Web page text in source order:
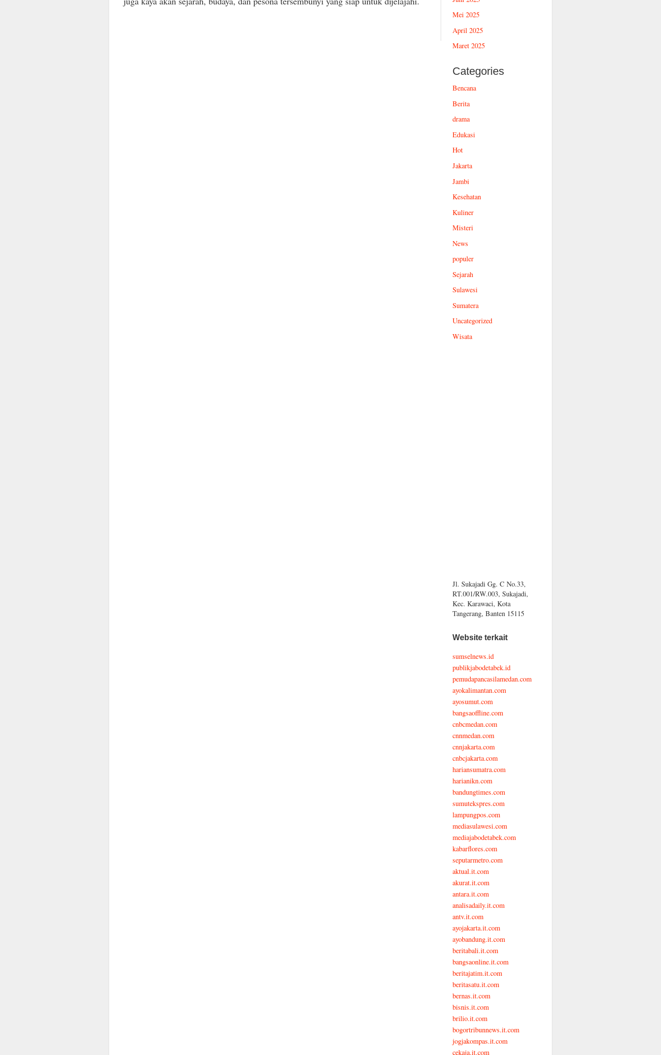
Mei 2025
April 2025
Maret 2025
Categories
Bencana
Berita
drama
Edukasi
Hot
Jakarta
Jambi
Kesehatan
Kuliner
Misteri
News
populer
Sejarah
Sulawesi
Sumatera
Uncategorized
Wisata
Jl. Sukajadi Gg. C No.33,
RT.001/RW.003, Sukajadi,
Kec. Karawaci, Kota
Tangerang, Banten 15115
Website terkait
sumselnews.id
publikjabodetabek.id
pemudapancasilamedan.com
ayokalimantan.com
ayosumut.com
bangsaoffline.com
cnbcmedan.com
cnnmedan.com
cnnjakarta.com
cnbcjakarta.com
hariansumatra.com
harianikn.com
bandungtimes.com
sumutekspres.com
lampungpos.com
mediasulawesi.com
mediajabodetabek.com
kabarflores.com
seputarmetro.com
aktual.it.com
akurat.it.com
antara.it.com
analisadaily.it.com
antv.it.com
ayojakarta.it.com
ayobandung.it.com
beritabali.it.com
bangsaonline.it.com
beritajatim.it.com
beritasatu.it.com
bernas.it.com
bisnis.it.com
brilio.it.com
bogortribunnews.it.com
jogjakompas.it.com
cekaja.it.com